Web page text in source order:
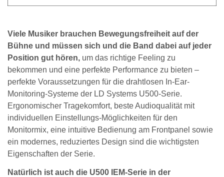
Viele Musiker brauchen Bewegungsfreiheit auf der
Bühne und müssen sich und die Band dabei auf jeder
Position gut hören, um das richtige Feeling zu
bekommen und eine perfekte Performance zu bieten –
perfekte Voraussetzungen für die drahtlosen In-Ear-
Monitoring-Systeme der LD Systems U500-Serie.
Ergonomischer Tragekomfort, beste Audioqualität mit
individuellen Einstellungs-Möglichkeiten für den
Monitormix, eine intuitive Bedienung am Frontpanel sowie
ein modernes, reduziertes Design sind die wichtigsten
Eigenschaften der Serie.
Natürlich ist auch die U500 IEM-Serie in der